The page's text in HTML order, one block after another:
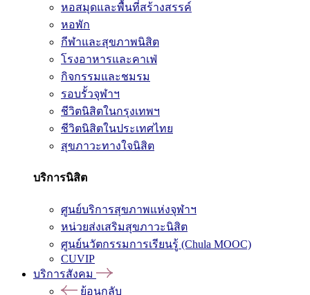
หอสมุดและพื้นที่สร้างสรรค์
หอพัก
กีฬาและสุขภาพนิสิต
โรงอาหารและคาเฟ่
กิจกรรมและชมรม
รอบรั้วจุฬาฯ
ชีวิตนิสิตในกรุงเทพฯ
ชีวิตนิสิตในประเทศไทย
สุขภาวะทางใจนิสิต
บริการนิสิต
ศูนย์บริการสุขภาพแห่งจุฬาฯ
หน่วยส่งเสริมสุขภาวะนิสิต
ศูนย์นวัตกรรมการเรียนรู้ (Chula MOOC)
CUVIP
บริการสังคม
ย้อนกลับ